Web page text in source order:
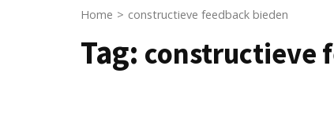
Home > constructieve feedback bieden
Tag: constructieve